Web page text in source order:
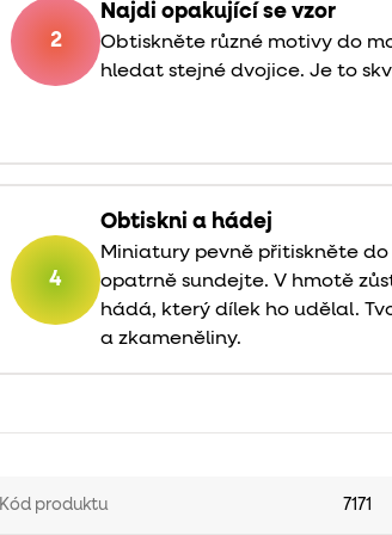
2
Najdi opakující se vzor
Obtiskněte různé motivy do modelíny a
hledat stejné dvojice. Je to
4
Obtiskni a hádej
Miniatury pevně přitiskněte
opatrně sundejte. V hmotě
hádá, který dílek ho udělal.
a zkameněliny.
Kód produktu 7171